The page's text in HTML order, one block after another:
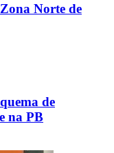
Norte de
de
na PB